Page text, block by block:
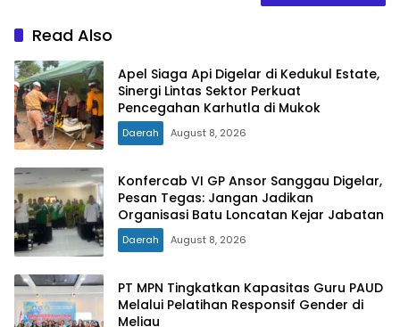
Read Also
Apel Siaga Api Digelar di Kedukul Estate,
Sinergi Lintas Sektor Perkuat
Pencegahan Karhutla di Mukok
Daerah August 8, 2026
Konfercab VI GP Ansor Sanggau Digelar,
Pesan Tegas: Jangan Jadikan
Organisasi Batu Loncatan Kejar Jabatan
Daerah August 8, 2026
PT MPN Tingkatkan Kapasitas Guru PAUD
Melalui Pelatihan Responsif Gender di
Meliau